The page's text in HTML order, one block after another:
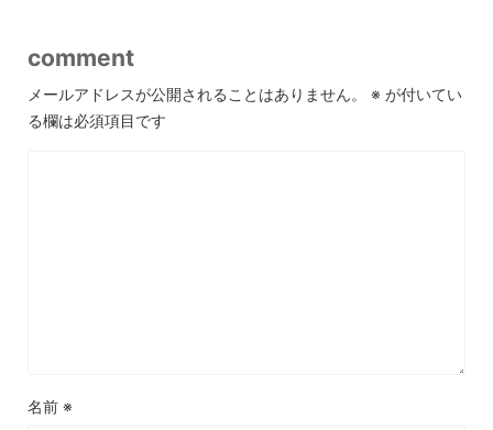
comment
メールアドレスが公開されることはありません。 ※ が付いてい
る欄は必須項目です
名前 ※